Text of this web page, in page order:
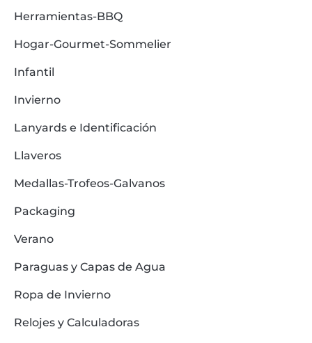
Herramientas-BBQ
Hogar-Gourmet-Sommelier
Infantil
Invierno
Lanyards e Identificación
Llaveros
Medallas-Trofeos-Galvanos
Packaging
Verano
Paraguas y Capas de Agua
Ropa de Invierno
Relojes y Calculadoras